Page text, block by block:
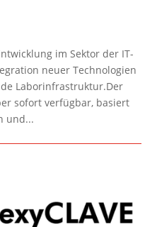
im Sektor der IT-
neuer Technologien
Laborinfrastruktur.Der
sofort verfügbar, basiert
und...